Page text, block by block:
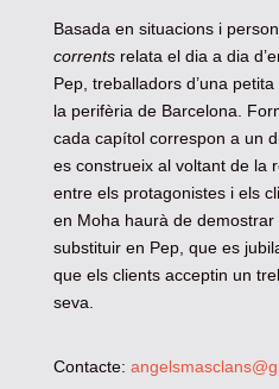
Basada en situacions i
correntsrelata el dia a dia
Pep, treballadors d’una
la perifèria de Barcelona.
cada capítol correspon a un
es construeix al voltant de la
entre els protagonistes i els
en Moha haurà de
substituir en Pep, que es
que els clients acceptin un
seva.
Contacte: